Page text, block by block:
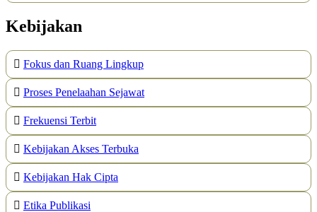
Kebijakan
Fokus dan Ruang Lingkup
Proses Penelaahan Sejawat
Frekuensi Terbit
Kebijakan Akses Terbuka
Kebijakan Hak Cipta
Etika Publikasi